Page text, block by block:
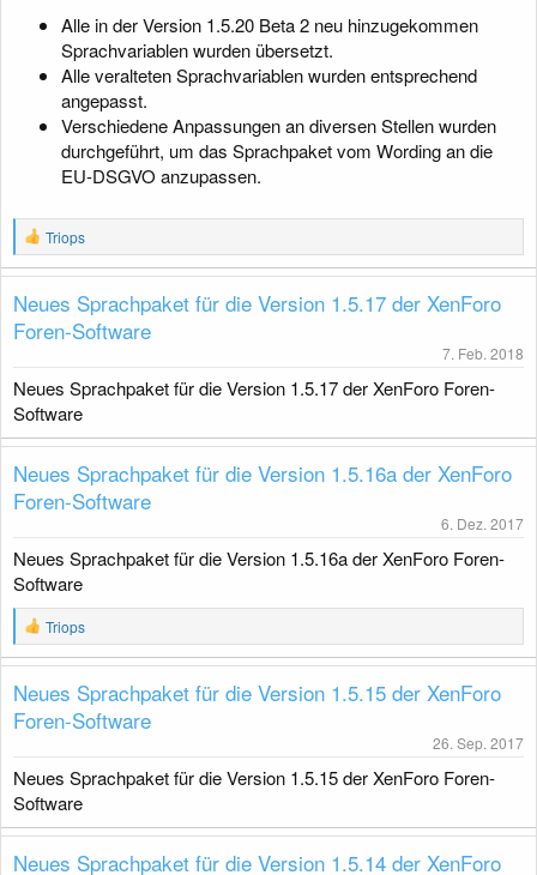
Alle in der Version 1.5.20 Beta 2 neu hinzugekommen
Sprachvariablen wurden übersetzt.
Alle veralteten Sprachvariablen wurden entsprechend
angepasst.
Verschiedene Anpassungen an diversen Stellen wurden
durchgeführt, um das Sprachpaket vom Wording an die
EU-DSGVO anzupassen.
R
e
a
t
i
e
n
:
Triops
Neues Sprachpaket für die Version 1.5.17 der XenForo
Foren-Software
7. Feb. 2018
Neues Sprachpaket für die Version 1.5.17 der XenForo Foren-
Software
Neues Sprachpaket für die Version 1.5.16a der XenForo
Foren-Software
6. Dez. 2017
Neues Sprachpaket für die Version 1.5.16a der XenForo Foren-
Software
R
e
a
t
i
e
n
:
Triops
Neues Sprachpaket für die Version 1.5.15 der XenForo
Foren-Software
26. Sep. 2017
Neues Sprachpaket für die Version 1.5.15 der XenForo Foren-
Software
Neues Sprachpaket für die Version 1.5.14 der XenForo